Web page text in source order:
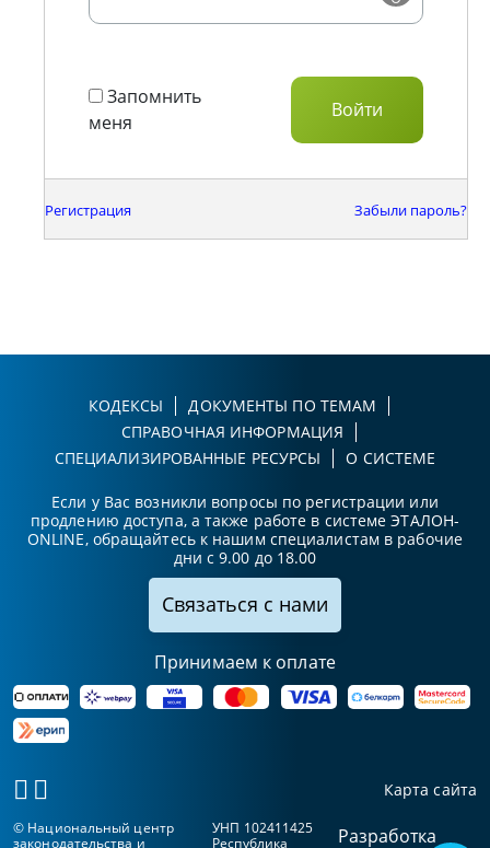
Запомнить
меня
Регистрация Забыли пароль?
КОДЕКСЫ
ДОКУМЕНТЫ ПО ТЕМАМ
СПРАВОЧНАЯ ИНФОРМАЦИЯ
СПЕЦИАЛИЗИРОВАННЫЕ РЕСУРСЫ
О СИСТЕМЕ
Если у Вас возникли вопросы по регистрации или
продлению доступа, а также работе в системе ЭТАЛОН-
ONLINE, обращайтесь к нашим специалистам в рабочие
дни с 9.00 до 18.00
Связаться с нами
Принимаем к оплате
Карта сайта
© Национальный центр
законодательства и
УНП 102411425
Республика
Разработка